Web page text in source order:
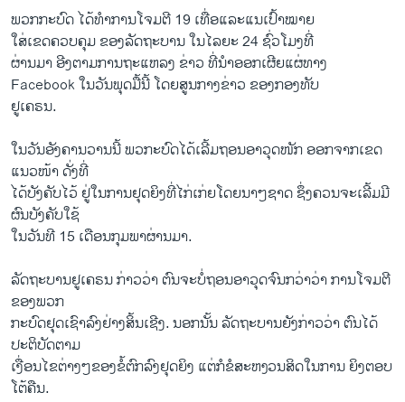
ພາສາຕ່າງໆ
ພວກ​ກະບົດ ​ໄດ້​ທຳ​ການ​ໂຈມ​ຕີ 19 ​ເທື່ອ​ແລະແນເປົ້າ​ໝາຍ
ໃສ່ເຂດຄວບຄຸມ ຂອງ​ລັດຖະບານ ໃນໄລຍະ ​24 ຊົ່ວ​ໂມງ​ທີ່​
ຜ່ານ​ມາ ອີງ​ຕາມການ​ຖະ​ແຫລ​ງ ຂ່າວ ທີ່ນຳອອກເຜີຍແຜ່ທາງ
Facebook ​ໃນ​ວັນ​ພຸດມື້ນີ້ ​ໂດຍ​ສູນ​ກາງຂ່າວ ຂອງ​ກອງທັບ
​ຢູເຄຣນ.
​ໃນ​ວັນ​ອັງຄານ​ວານ​ນີ້ ພວກະບົດ​ໄດ້​ເລີ້ມ​ຖອນ​ອາວຸດ​ໜັກ​ ອອກ​ຈາກເຂດ​
ແນວ​ໜ້າ ດັ່ງ​ທີ່
ໄດ້ບັງຄັບໄວ້ ຢູ່ໃນການຢຸດຍິງທີ່ໄກ່ເກ່ຍໂດຍ​ນາໆ​ຊາດ ​ຊຶ່ງ​ຄວນຈະເລີ້ມ​ມີ
ຜົນບັງຄັບໃຊ້
ໃນ​ວັນ​ທີ 15 ​ເດືອນ​ກຸ​ມພາຜ່ານມາ.
ລັດຖະບານ​ຢູ​ເຄຣນ ກ່າວ​ວ່າ ຕົນ​ຈະ​ບໍ່​ຖອນ​ອາວຸດ​ຈົນ​ກວ່າວ່າ ການ​ໂຈມ​ຕີ​
ຂອງ​ພວກ
​ກະບົດ​ຢຸດເຊົາ​ລົງຢ່າງສິ້ນເຊີງ. ນອກນັ້ນ ລັດຖະບານ​ຍັງ​ກ່າວ​ວ່າ ຕົນໄດ້​
ປະ​ຕິ​ບັດ​ຕາມ
ເງື່ອນໄຂຕ່າງໆຂອງ​ຂໍ້​ຕົກລົງຢຸດ​ຍິງ ​ແຕ່ກໍຂໍສະຫງວນ​ສິດ​ໃນການ ​ຍິງ​ຕອບ​
ໂຕ້​ຄືນ.
EMBED SHARE
UKRAINE CNPK
byສຽງອາເມຣິກາ ວີໂອເອລາວ